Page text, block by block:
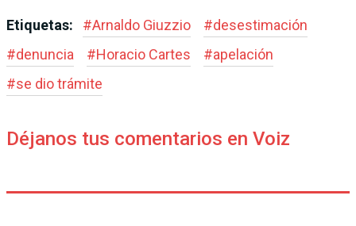
Etiquetas: #Arnaldo Giuzzio #desestimación
#denuncia #Horacio Cartes #apelación
#se dio trámite
Déjanos tus comentarios en Voiz